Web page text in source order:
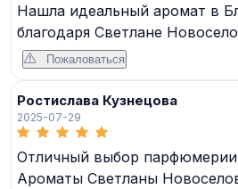
Нашла идеальный аромат в
благодаря Светлане
Пожаловаться
Ростислава Кузнецова
2025-07-29
Отличный выбор парфюмерии
Ароматы Светланы